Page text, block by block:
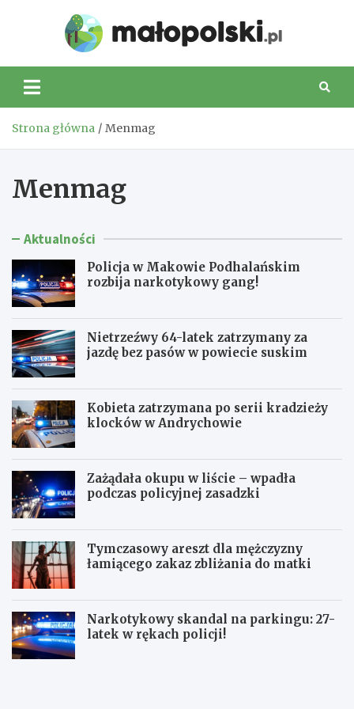
Strona główna Menmag
Menmag
Aktualności
Policja w Makowie Podhalańskim
rozbija narkotykowy gang!
Nietrzeźwy 64-latek zatrzymany za
jazdę bez pasów w powiecie suskim
Kobieta zatrzymana po serii kradzieży
klocków w Andrychowie
Zażądała okupu w liście – wpadła
podczas policyjnej zasadzki
Tymczasowy areszt dla mężczyzny
łamiącego zakaz zbliżania do matki
Narkotykowy skandal na parkingu: 27-
latek w rękach policji!
P
N